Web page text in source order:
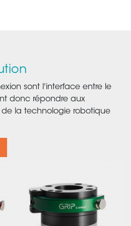
sont l'interface entre le
donc répondre aux
de la technologie robotique